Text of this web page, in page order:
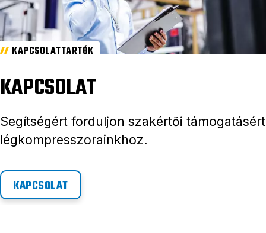
KAPCSOLATTARTÓK
KAPCSOLAT
Segítségért forduljon szakértői támogatásért
légkompresszorainkhoz.
KAPCSOLAT